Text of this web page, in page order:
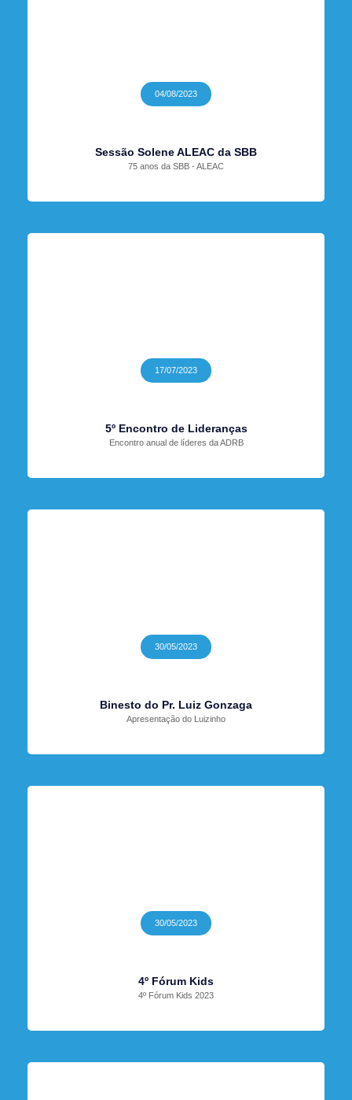
04/08/2023
Sessão Solene ALEAC da SBB
75 anos da SBB - ALEAC
17/07/2023
5º Encontro de Lideranças
Encontro anual de líderes da ADRB
30/05/2023
Binesto do Pr. Luiz Gonzaga
Apresentação do Luizinho
30/05/2023
4º Fórum Kids
4º Fórum Kids 2023